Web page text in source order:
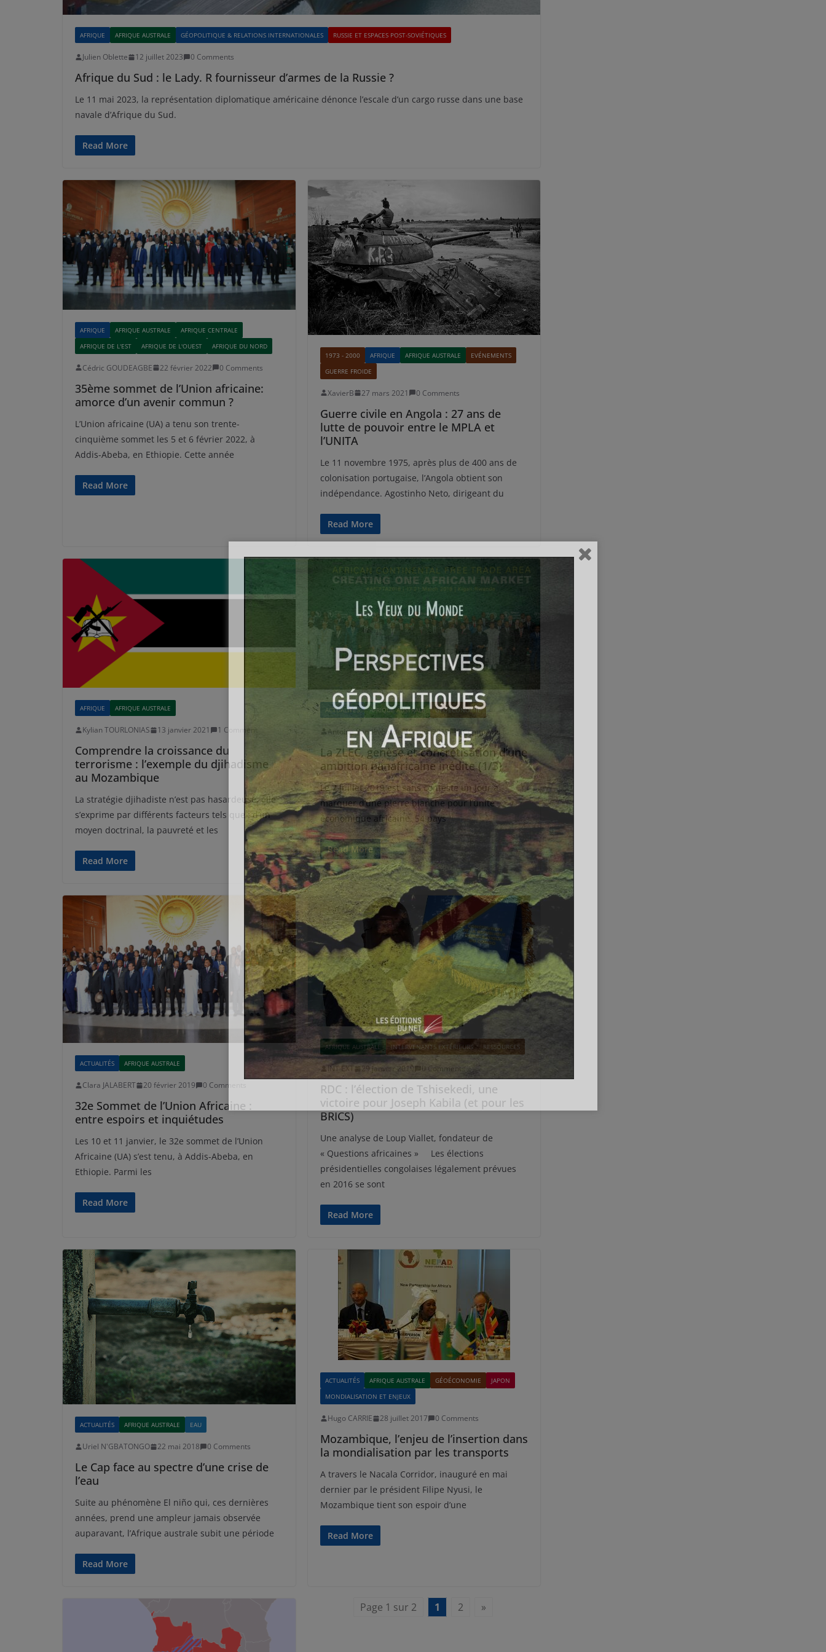
AFRIQUE AFRIQUE AUSTRALE GÉOPOLITIQUE & RELATIONS INTERNATIONALES RUSSIE ET ESPACES POST-SOVIÉTIQUES
Julien Oblette 12 juillet 2023 0 Comments
Afrique du Sud : le Lady. R fournisseur d’armes de la Russie ?
Le 11 mai 2023, la représentation diplomatique américaine dénonce l’escale d’un cargo russe dans une base
navale d’Afrique du Sud.
Read More
AFRIQUE AFRIQUE AUSTRALE
AFRIQUE CENTRALE
AFRIQUE DE L'EST
AFRIQUE DE L'OUEST AFRIQUE DU NORD
Cédric GOUDEAGBE 22 février 2022 0 Comments
35ème sommet de l’Union africaine:
amorce d’un avenir commun ?
L’Union africaine (UA) a tenu son trente-
cinquième sommet les 5 et 6 février 2022, à
Addis-Abeba, en Ethiopie. Cette année
Read More
1973 - 2000 AFRIQUE AFRIQUE AUSTRALE
EVÉNEMENTS
GUERRE FROIDE
XavierB 27 mars 2021 0 Comments
Guerre civile en Angola : 27 ans de
lutte de pouvoir entre le MPLA et
l’UNITA
Le 11 novembre 1975, après plus de 400 ans de
colonisation portugaise, l’Angola obtient son
indépendance. Agostinho Neto, dirigeant du
Read More
AFRIQUE AFRIQUE AUSTRALE
Kylian TOURLONIAS 13 janvier 2021 1 Comment
Comprendre la croissance du
terrorisme : l’exemple du djihadisme
au Mozambique
La stratégie djihadiste n’est pas hasardeuse, elle
s’exprime par différents facteurs tels que : d’un
moyen doctrinal, la pauvreté et les
Read More
ACTUALITÉS AFRIQUE AUSTRALE GÉOÉCONOMIE
Antoine Vandevoorde 9 août 2019 0 Comments
La ZLEC, genèse et concrétisation d’une
ambition panafricaine inédite (1/3)
Le 7 juillet 2019 est sans conteste un jour à
marquer d’une pierre blanche pour l’unité
économique africaine. 54 pays
Read More
ACTUALITÉS AFRIQUE AUSTRALE
Clara JALABERT 20 février 2019 0 Comments
32e Sommet de l’Union Africaine :
entre espoirs et inquiétudes
Les 10 et 11 janvier, le 32e sommet de l’Union
Africaine (UA) s’est tenu, à Addis-Abeba, en
Ethiopie. Parmi les
Read More
AFRIQUE AUSTRALE INTERVENANTS EXTÉRIEURS RESSOURCES
INT EXT 29 janvier 2019 0 Comments
RDC : l’élection de Tshisekedi, une
victoire pour Joseph Kabila (et pour les
BRICS)
Une analyse de Loup Viallet, fondateur de
« Questions africaines » Les élections
présidentielles congolaises légalement prévues
en 2016 se sont
Read More
ACTUALITÉS AFRIQUE AUSTRALE EAU
Uriel N'GBATONGO 22 mai 2018 0 Comments
Le Cap face au spectre d’une crise de
l’eau
Suite au phénomène El niño qui, ces dernières
années, prend une ampleur jamais observée
auparavant, l’Afrique australe subit une période
Read More
ACTUALITÉS AFRIQUE AUSTRALE GÉOÉCONOMIE
JAPON
MONDIALISATION ET ENJEUX
Hugo CARRIE 28 juillet 2017 0 Comments
Mozambique, l’enjeu de l’insertion dans
la mondialisation par les transports
A travers le Nacala Corridor, inauguré en mai
dernier par le président Filipe Nyusi, le
Mozambique tient son espoir d’une
Read More
Page 1 sur 2 1 2 »